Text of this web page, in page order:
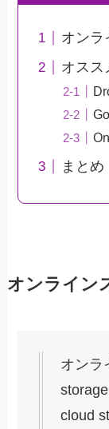
オンラ
オスス
まとめ
オンライン
オンラ
cloud